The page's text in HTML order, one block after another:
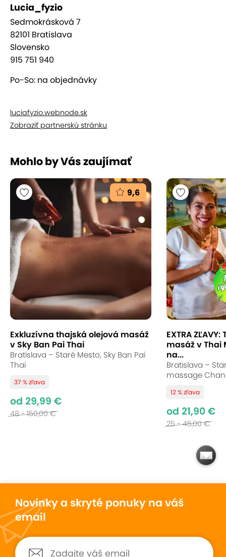
Lucia_fyzio
Sedmokrásková 7
82101 Bratislava
Slovensko
915 751 940
Po-So: na objednávky
luciafyzio.webnode.sk
Zobraziť partnerskú stránku
Mohlo by Vás zaujímať
9,6
Exkluzívna thajská olejová masáž
v Sky Ban Pai Thai
Bratislava – Staré Mesto, Sky Ban Pai
Thai
37 % zľava
od 29,99 €
48 - 150,00 €
EXTRA
masáž v Thai
na...
Bratislava –
massage
12 % zľava
od 21,90 €
25 - 45,00 €
Novinky a skryté ponuky na váš
email